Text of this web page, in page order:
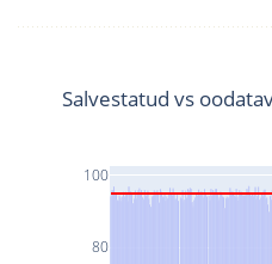
80
100
Salvestatud vs